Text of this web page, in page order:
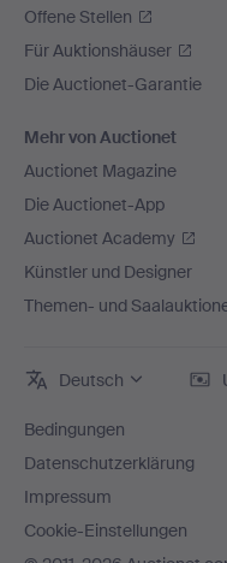
Offene Stellen
Für Auktionshäuser
Die Auctionet-Garantie
Mehr von Auctionet
Auctionet Magazine
Die Auctionet-App
Auctionet Academy
Künstler und Designer
Themen- und
Deutsch
Bedingungen
Datenschutzerklärung
Impressum
Cookie-Einstellungen